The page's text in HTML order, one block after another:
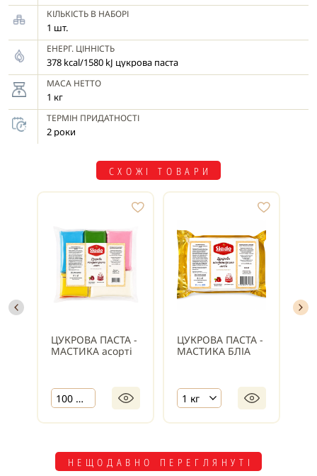
КІЛЬКІСТЬ В НАБОРІ
1 шт.
ЕНЕРГ. ЦІННІСТЬ
378 kcal/1580 kJ цукрова паста
МАСА НЕТТО
1 кг
ТЕРМІН ПРИДАТНОСТІ
2 роки
СХОЖІ ТОВАРИ
ЦУКРОВА ПАСТА -
МАСТИКА асорті
100 г х 10 шт.
ЦУКРОВА ПАСТА -
МАСТИКА БЛІА
1 кг
НЕЩОДАВНО ПЕРЕГЛЯНУТІ